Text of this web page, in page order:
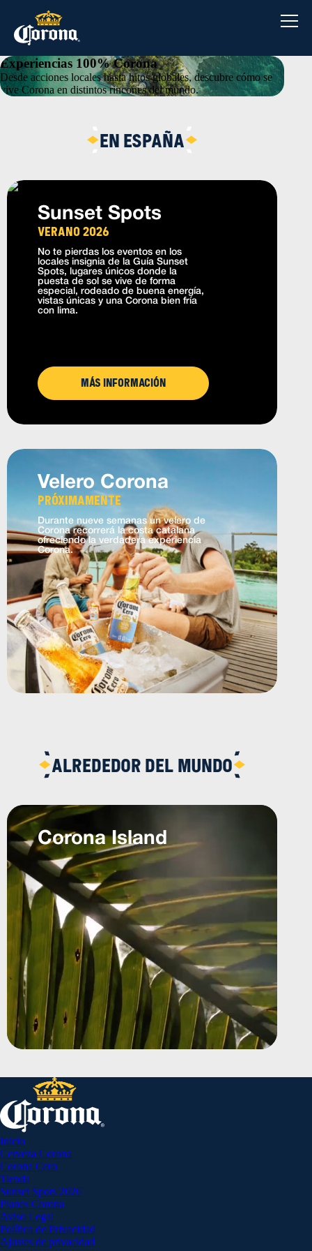
contenido
Experiencias 100% Corona
Desde acciones locales hasta hitos globales, descubre cómo se
vive Corona en distintos rincones del mundo.
EN ESPAÑA
Sunset Spots
Verano 2026
No te pierdas los eventos en los
locales insignia de la Guía Sunset
Spots, lugares únicos donde la
puesta de sol se vive de forma
especial, rodeado de buena energía,
vistas únicas y una Corona bien fría
con lima.
Más información
Velero Corona
Próximamente
Durante nueve semanas un velero de
Corona recorrerá la costa catalana
ofreciendo la verdadera experiencia
Corona.
ALREDEDOR DEL MUNDO
Corona Island
Inicio
Cerveza Corona
Corona Cero
Tienda
Sunset Spots 2026
Planes Corona
Aviso Legal
Política de Privacidad
Ajustes de privacidad